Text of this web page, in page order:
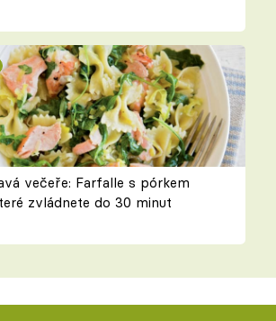
večeře: Farfalle s pórkem
zvládnete do 30 minut